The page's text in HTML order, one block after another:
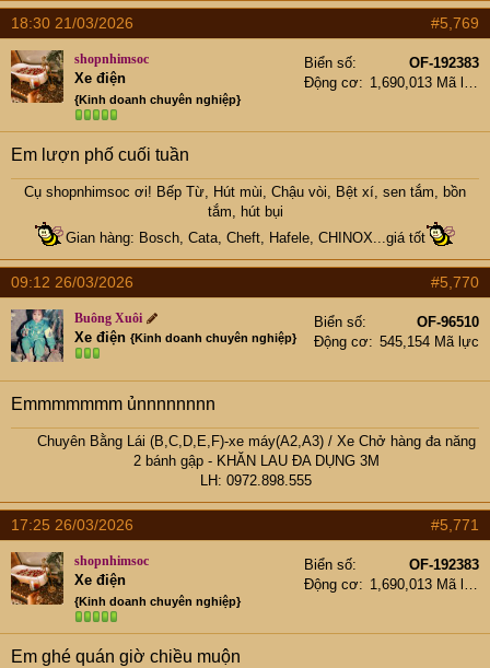
18:30 21/03/2026 #5,769
shopnhimsoc
Xe điện
{Kinh doanh chuyên nghiệp}
Biển số
OF-192383
Động cơ
1,690,013 Mã lực
Em lượn phố cuối tuần
Cụ shopnhimsoc ơi! Bếp Từ, Hút mùi, Chậu vòi, Bệt xí, sen tắm, bồn
tắm, hút bụi
Gian hàng: Bosch, Cata, Cheft, Hafele, CHINOX...giá tốt
09:12 26/03/2026 #5,770
Buông Xuôi
Xe điện {Kinh doanh chuyên nghiệp}
Biển số
OF-96510
Động cơ
545,154 Mã lực
Emmmmmmm ủnnnnnnnn
Chuyên Bằng Lái (B,C,D,E,F)-xe máy(A2,A3)/ Xe Chở hàng đa năng
2 bánh gập- KHĂN LAU ĐA DỤNG 3M
LH: 0972.898.555​
17:25 26/03/2026 #5,771
shopnhimsoc
Xe điện
{Kinh doanh chuyên nghiệp}
Biển số
OF-192383
Động cơ
1,690,013 Mã lực
Em ghé quán giờ chiều muộn